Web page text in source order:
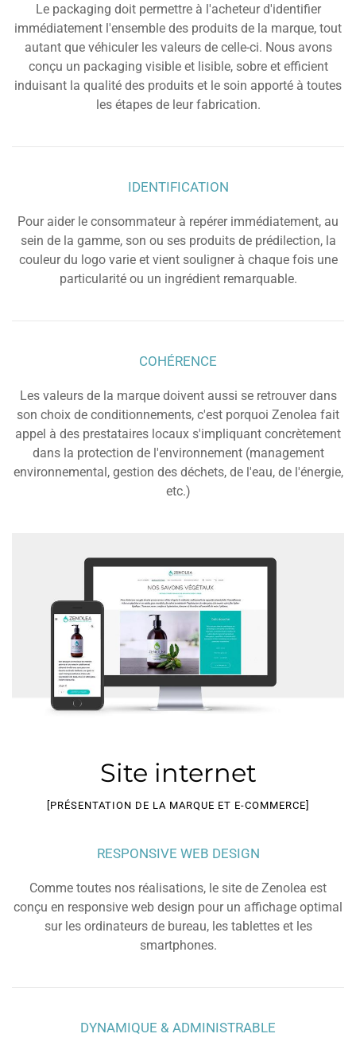
Le packaging doit permettre à l'acheteur d'identifier
immédiatement l'ensemble des produits de la marque, tout
autant que véhiculer les valeurs de celle-ci. Nous avons
conçu un packaging visible et lisible, sobre et efficient
induisant la qualité des produits et le soin apporté à toutes
les étapes de leur fabrication.
IDENTIFICATION
Pour aider le consommateur à repérer immédiatement, au
sein de la gamme, son ou ses produits de prédilection, la
couleur du logo varie et vient souligner à chaque fois une
particularité ou un ingrédient remarquable.
COHÉRENCE
Les valeurs de la marque doivent aussi se retrouver dans
son choix de conditionnements, c'est porquoi Zenolea fait
appel à des prestataires locaux s'impliquant concrètement
dans la protection de l'environnement (management
environnemental, gestion des déchets, de l'eau, de l'énergie,
etc.)
Site internet
[PRÉSENTATION DE LA MARQUE ET E-COMMERCE]
RESPONSIVE WEB DESIGN
Comme toutes nos réalisations, le site de Zenolea est
conçu en responsive web design pour un affichage optimal
sur les ordinateurs de bureau, les tablettes et les
smartphones.
DYNAMIQUE & ADMINISTRABLE